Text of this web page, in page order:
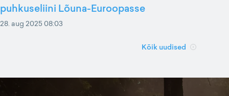
puhkuseliini Lõuna-Euroopasse
28. aug 2025 08:03
Kõik uudised